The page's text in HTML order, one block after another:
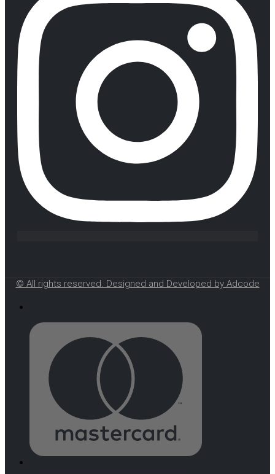
© All rights reserved. Designed and Developed by Adcode